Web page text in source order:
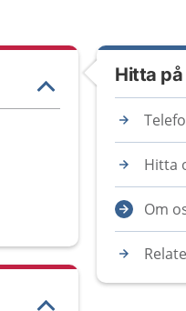
Hitta
Hitta
Om